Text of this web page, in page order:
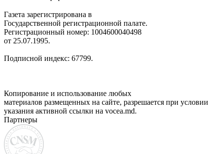
Газета зарегистрирована в
Государственной регистрационной палате.
Регистрационный номер: 1004600040498
от 25.07.1995.
Подписной индекс: 67799.
Копирование и использование любых
материалов размещенных на сайте, разрешается при условии
указания активной ссылки на vocea.md.
Партнеры